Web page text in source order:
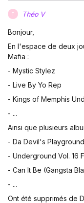
T Théo V
Bonjour,
En l'espace de deux
Mafia :
- Mystic Stylez
- Live By Yo Rep
- Kings of Memphis
- ...
Ainsi que plusieurs
- Da Devil's
- Underground Vol. 16
- Can It Be (Gangsta
- ...
Ont été supprimés de